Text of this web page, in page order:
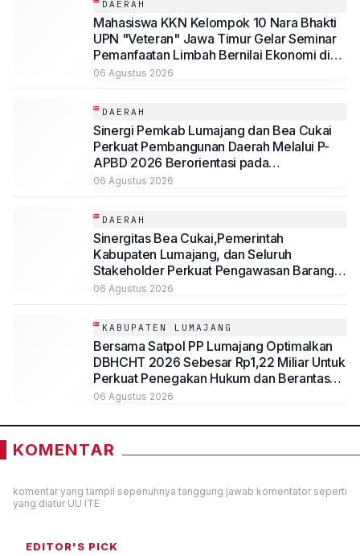
DAERAH
Mahasiswa KKN Kelompok 10 Nara Bhakti
UPN "Veteran" Jawa Timur Gelar Seminar
Pemanfaatan Limbah Bernilai Ekonomi di
Desa Mojoduwur
06 Agustus 2026
DAERAH
Sinergi Pemkab Lumajang dan Bea Cukai
Perkuat Pembangunan Daerah Melalui P-
APBD 2026 Berorientasi pada
Kesejahteraan Masyarakat
06 Agustus 2026
DAERAH
Sinergitas Bea Cukai,Pemerintah
Kabupaten Lumajang, dan Seluruh
Stakeholder Perkuat Pengawasan Barang
Kena Cukai Ilegal Melalui Pemanfaatan
06 Agustus 2026
KABUPATEN LUMAJANG
Bersama Satpol PP Lumajang Optimalkan
DBHCHT 2026 Sebesar Rp1,22 Miliar Untuk
Perkuat Penegakan Hukum dan Berantas
Rokok Ilegal
06 Agustus 2026
KOMENTAR
komentar yang tampil sepenuhnya tanggung jawab komentator seperti
yang diatur UU ITE
EDITOR'S PICK